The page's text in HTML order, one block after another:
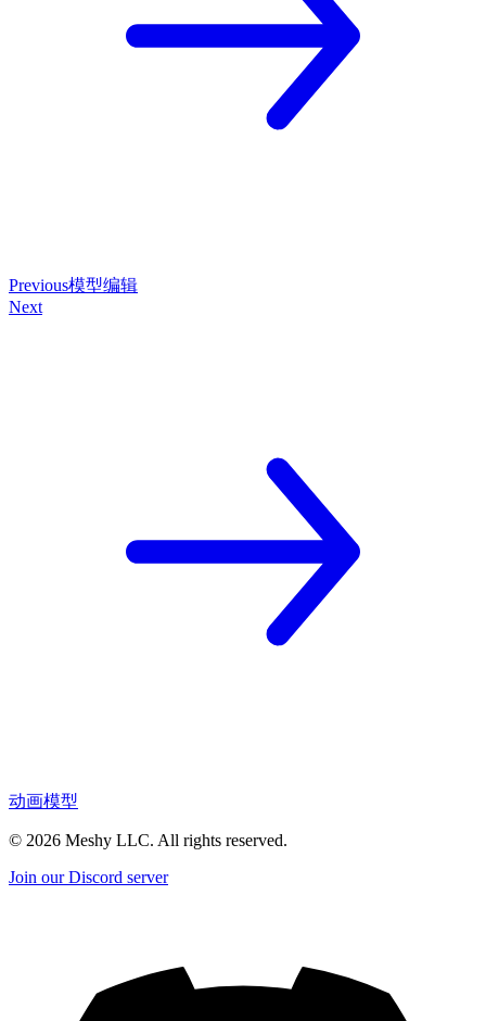
Previous模型编辑
Next
动画模型
© 2026 Meshy LLC. All rights reserved.
Join our Discord server